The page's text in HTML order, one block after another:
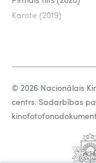
Karote (2019)
© 2026 Nacionālais
centrs. Sadarbības